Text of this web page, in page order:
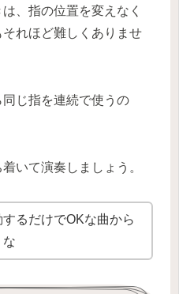
、指の位置を変えなく
れほど難しくありませ
じ指を連続で使うの
いて演奏しましょう。
るだけでOKな曲から
な